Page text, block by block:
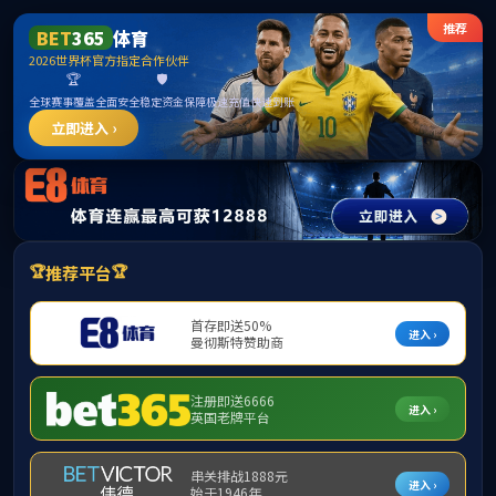
******
PA视讯(中国)集团官网 - PlayAce
首页
校园采风 校园美景